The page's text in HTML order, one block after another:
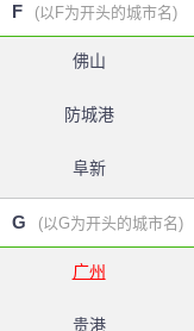
F (以F为开头的城市名)
佛山
防城港
阜新
G (以G为开头的城市名)
广州
贵港